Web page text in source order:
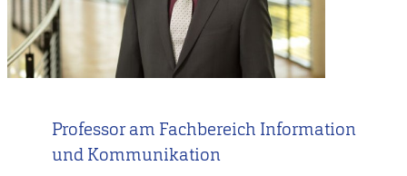
Professor am Fachbereich Information
und Kommunikation